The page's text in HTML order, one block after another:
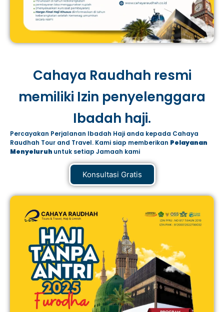
Cahaya Raudhah resmi
memiliki Izin penyelenggara
Ibadah haji.
Percayakan Perjalanan Ibadah Haji anda kepada Cahaya
Raudhah Tour and Travel. Kami siap memberikan Pelayanan
Menyeluruh untuk setiap Jamaah kami
Konsultasi Gratis